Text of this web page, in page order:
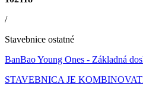
/
Stavebnice ostatné
BanBao Young Ones - Základná
STAVEBNICA JE